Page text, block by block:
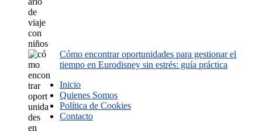
Cómo encontrar oportunidades para gestionar el
tiempo en Eurodisney sin estrés: guía práctica
Inicio
Quienes Somos
Política de Cookies
Contacto